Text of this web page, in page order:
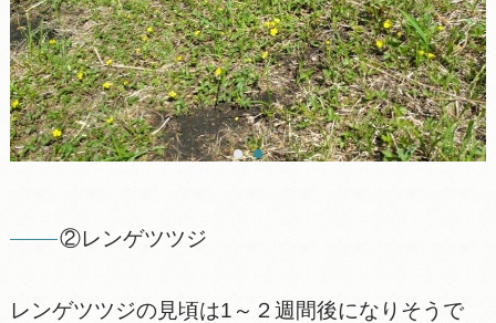
②レンゲツツジ
レンゲツツジの見頃は1～２週間後になりそうで